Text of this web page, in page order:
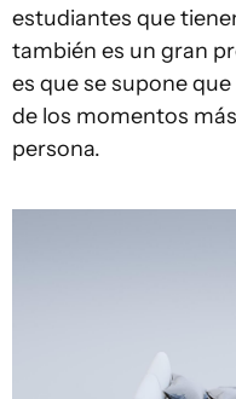
estudiantes que
también es un gran
es que se supone
de los momentos
persona.